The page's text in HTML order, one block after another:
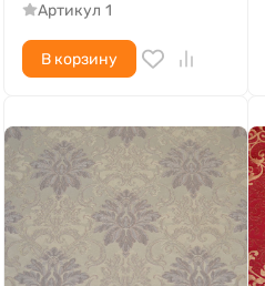
Артикул 1
В корзину